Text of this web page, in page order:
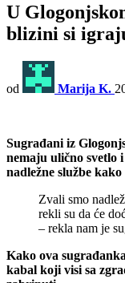
U
blizini si
od Marija K.
Sugrađani iz
nemaju ulično svetlo
nadležne službe
Zvali smo
rekli su da će
– rekla nam je
Kako ova
kabal koji visi sa